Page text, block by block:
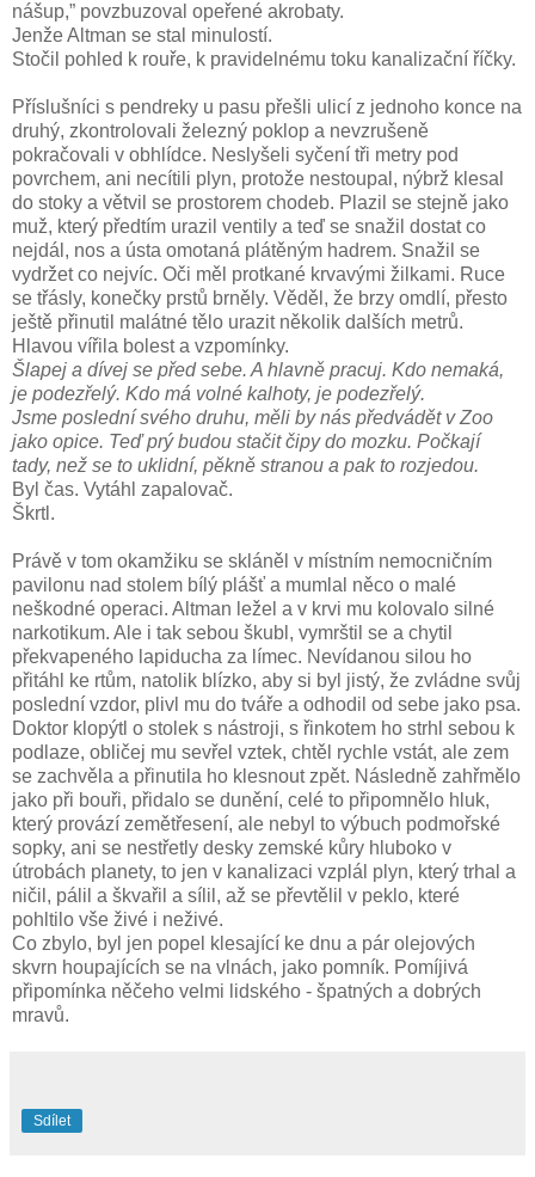
nášup,” povzbuzoval opeřené akrobaty.
Jenže Altman se stal minulostí.
Stočil pohled k rouře, k pravidelnému toku kanalizační říčky.
Příslušníci s pendreky u pasu přešli ulicí z jednoho konce na
druhý, zkontrolovali železný poklop a nevzrušeně
pokračovali v obhlídce. Neslyšeli syčení tři metry pod
povrchem, ani necítili plyn, protože nestoupal, nýbrž klesal
do stoky a větvil se prostorem chodeb. Plazil se stejně jako
muž, který předtím urazil ventily a teď se snažil dostat co
nejdál, nos a ústa omotaná plátěným hadrem. Snažil se
vydržet co nejvíc. Oči měl protkané krvavými žilkami. Ruce
se třásly, konečky prstů brněly. Věděl, že brzy omdlí, přesto
ještě přinutil malátné tělo urazit několik dalších metrů.
Hlavou vířila bolest a vzpomínky.
Šlapej a dívej se před sebe. A hlavně pracuj. Kdo nemaká,
je podezřelý. Kdo má volné kalhoty, je podezřelý.
Jsme poslední svého druhu, měli by nás předvádět v Zoo
jako opice. Teď prý budou stačit čipy do mozku. Počkají
tady, než se to uklidní, pěkně stranou a pak to rozjedou.
Byl čas. Vytáhl zapalovač.
Škrtl.
Právě v tom okamžiku se skláněl v místním nemocničním
pavilonu nad stolem bílý plášť a mumlal něco o malé
neškodné operaci. Altman ležel a v krvi mu kolovalo silné
narkotikum. Ale i tak sebou škubl, vymrštil se a chytil
překvapeného lapiducha za límec. Nevídanou silou ho
přitáhl ke rtům, natolik blízko, aby si byl jistý, že zvládne svůj
poslední vzdor, plivl mu do tváře a odhodil od sebe jako psa.
Doktor klopýtl o stolek s nástroji, s řinkotem ho strhl sebou k
podlaze, obličej mu sevřel vztek, chtěl rychle vstát, ale zem
se zachvěla a přinutila ho klesnout zpět. Následně zahřmělo
jako při bouři, přidalo se dunění, celé to připomnělo hluk,
který provází zemětřesení, ale nebyl to výbuch podmořské
sopky, ani se nestřetly desky zemské kůry hluboko v
útrobách planety, to jen v kanalizaci vzplál plyn, který trhal a
ničil, pálil a škvařil a sílil, až se převtělil v peklo, které
pohltilo vše živé i neživé.
Co zbylo, byl jen popel klesající ke dnu a pár olejových
skvrn houpajících se na vlnách, jako pomník. Pomíjivá
připomínka něčeho velmi lidského - špatných a dobrých
mravů.
Sdílet